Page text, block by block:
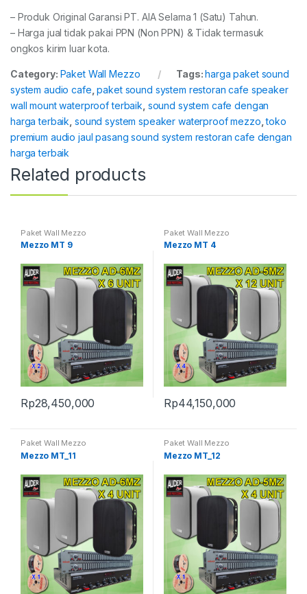
– Produk Original Garansi PT. AIA Selama 1 (Satu) Tahun.
– Harga jual tidak pakai PPN (Non PPN) & Tidak termasuk
ongkos kirim luar kota.
Category: Paket Wall Mezzo Tags:harga paket sound
system audio cafe ,paket sound system restoran cafe speaker
wall mount waterproof terbaik sound system cafe dengan
harga terbaik sound system speaker waterproof mezzo ,toko
premium audio jaul pasang sound system restoran cafe dengan
harga terbaik
Related products
Paket Wall Mezzo
Mezzo MT 9
Rp28,450,000
Paket Wall Mezzo
Mezzo MT 4
Rp44,150,000
Paket Wall Mezzo
Mezzo MT_11
Paket Wall Mezzo
Mezzo MT_12